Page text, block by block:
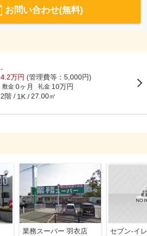
お問い合わせ(無料)
-
4.2万円 (管理費等：5,000円)
敷金 0ヶ月 礼金 10万円
2階 1K 27.00㎡
業務スーパー 羽衣店